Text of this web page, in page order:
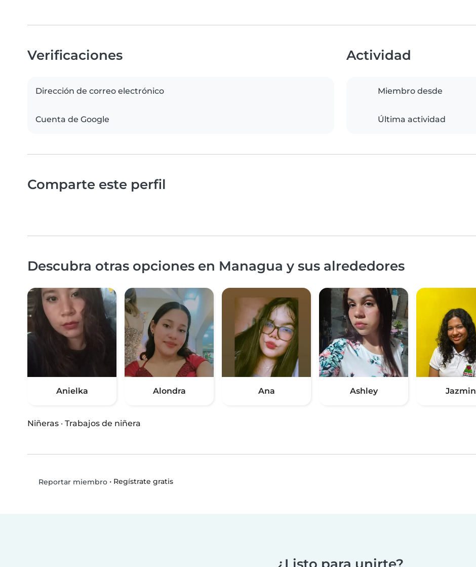
Verificaciones
Dirección de correo electrónico
Cuenta de Google
Actividad
Miembro desde
Última actividad
Comparte este perfil
Descubra otras opciones en Managua y sus alrededores
Anielka Alondra Ana Ashley Jazmin
Niñeras · Trabajos de niñera
Reportar miembro• Regístrate gratis
¿Listo para unirte?